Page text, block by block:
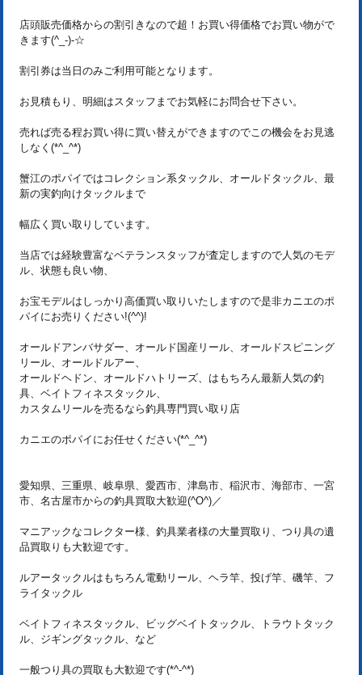
店頭販売価格からの割引きなので超！お買い得価格でお買い物がで
きます(^_-)-☆
割引券は当日のみご利用可能となります。
お見積もり、明細はスタッフまでお気軽にお問合せ下さい。
売れば売る程お買い得に買い替えができますのでこの機会をお見逃
しなく(*^_^*)
蟹江のポパイではコレクション系タックル、オールドタックル、最
新の実釣向けタックルまで
幅広く買い取りしています。
当店では経験豊富なベテランスタッフが査定しますので人気のモデ
ル、状態も良い物、
お宝モデルはしっかり高価買い取りいたしますので是非カニエのポ
パイにお売りください!(^^)!
オールドアンバサダー、オールド国産リール、オールドスピニング
リール、オールドルアー、
オールドヘドン、オールドハトリーズ、はもちろん最新人気の釣
具、ベイトフィネスタックル、
カスタムリールを売るなら釣具専門買い取り店
カニエのポパイにお任せください(*^_^*)
愛知県、三重県、岐阜県、愛西市、津島市、稲沢市、海部市、一宮
市、名古屋市からの釣具買取大歓迎(^O^)／
マニアックなコレクター様、釣具業者様の大量買取り、つり具の遺
品買取りも大歓迎です。
ルアータックルはもちろん電動リール、ヘラ竿、投げ竿、磯竿、フ
ライタックル
ベイトフィネスタックル、ビッグベイトタックル、トラウトタック
ル、ジギングタックル、など
一般つり具の買取も大歓迎です(*^-^*)